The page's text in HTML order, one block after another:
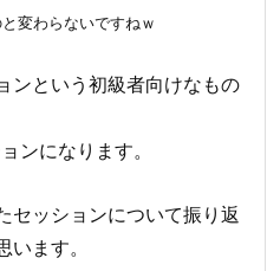
変わらないですねｗ
ンという初級者向けなもの
ンになります。
セッションについて振り返
います。